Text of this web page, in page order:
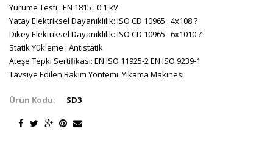
Yürüme Testi : EN 1815 : 0.1 kV
Yatay Elektriksel Dayanıklılık: ISO CD 10965 : 4x108 ?
Dikey Elektriksel Dayanıklılık: ISO CD 10965 : 6x1010 ?
Statik Yükleme : Antistatik
Ateşe Tepki Sertifikası: EN ISO 11925-2 EN ISO 9239-1
Tavsiye Edilen Bakım Yöntemi: Yıkama Makinesi.
Ürün Kodu: SD3